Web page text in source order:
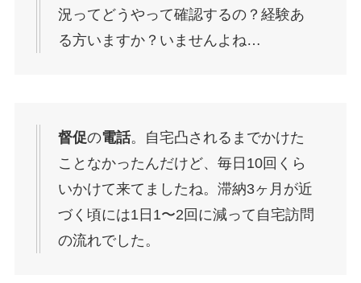
況ってどうやって確認するの？経験あ
る方いますか？いませんよね…
督促の電話。自宅凸されるまでかけた
ことなかったんだけど、毎日10回くら
いかけて来てましたね。滞納3ヶ月が近
づく頃には1日1〜2回に減って自宅訪問
の流れでした。